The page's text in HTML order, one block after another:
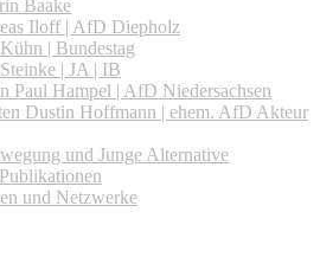
Baake
Iloff | AfD Diepholz
| Bundestag
| JA | IB
Paul Hampel | AfD Niedersachsen
Dustin Hoffmann | ehem. AfD Akteur
und Junge Alternative
und Netzwerke